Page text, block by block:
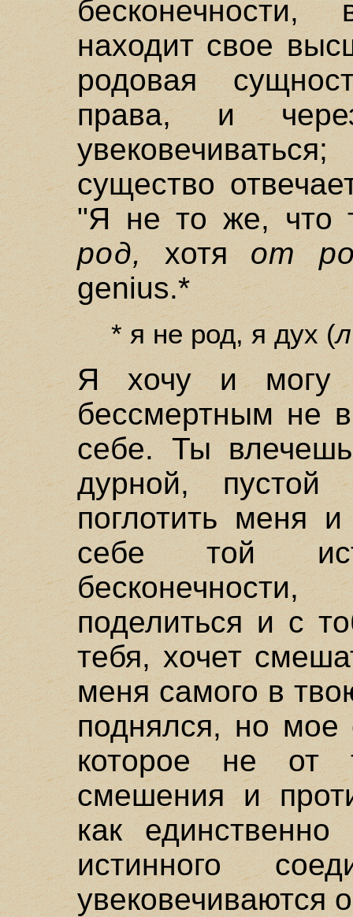
находит свое
родовая
права, и
существо
"Я не то же, что
род,хотя от
genius.*
* я не род, я дух (
Я хочу и могу
бессмертным не
себе. Ты
дурной, пустой
поглотить меня
себе той
поделиться и с
тебя, хочет
меня самого в
поднялся, но мое
которое не от
смешения и
как единственно
истинного
увековечиваются